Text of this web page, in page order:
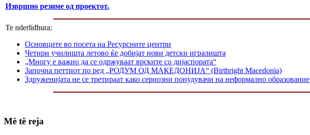
Извршно резиме од проектот.
Te nderlidhura:
Основците во посета на Ресурсните центри
Четири училишта летово ќе добијат нови детски игралишта
„Многу е важно да се одржуваат врските со дијаспората“
Започна петтиот по ред „РОДУМ ОД МАКЕДОНИЈА“ (Birthright Macedonia)
Здруженијата не се третираат како сериозни понудувачи на неформално образование
Më të reja